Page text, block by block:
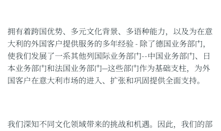
拥有着跨国优势、多元文化背景、多语种能力，以及为在意
大利的外国客户提供服务的多年经验 - 除了德国业务部门，
使我们发展了一系其他列国际业务部门--中国业务部门、日
本业务部门和法国业务部门—这些部门作为基础支柱，为外
国客户在意大利市场的进入、扩张和巩固提供全面支持。
我们深知不同文化领域带来的挑战和机遇。因此，我们的部